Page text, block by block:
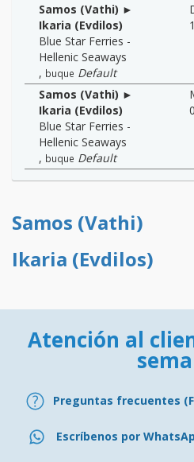
Samos (Vathi) ►
Ikaria (Evdilos)
Blue Star Ferries -
Hellenic Seaways
, buque Default
Samos (Vathi) ►
Ikaria (Evdilos)
Blue Star Ferries -
Hellenic Seaways
, buque Default
Samos (Vathi)
Ikaria (Evdilos)
Atención al
Preguntas frecuentes
Escríbenos por